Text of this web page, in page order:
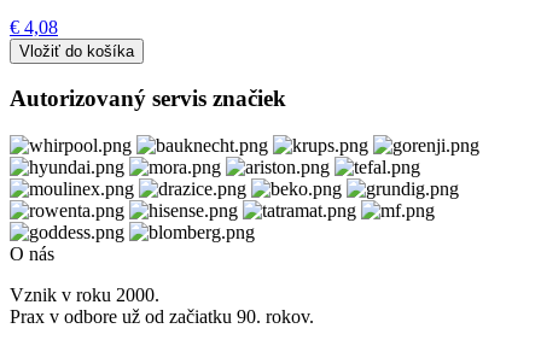
€ 4,08
Autorizovaný servis značiek
O nás
Vznik v roku 2000.
Prax v odbore už od začiatku 90. rokov.